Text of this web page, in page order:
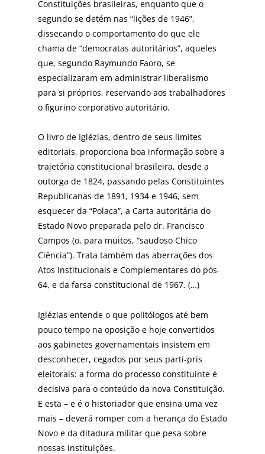
Constituições brasileiras, enquanto que o
segundo se detém nas “lições de 1946”,
dissecando o comportamento do que ele
chama de “democratas autoritários”, aqueles
que, segundo Raymundo Faoro, se
especializaram em administrar liberalismo
para si próprios, reservando aos trabalhadores
o figurino corporativo autoritário.
O livro de Iglézias, dentro de seus limites
editoriais, proporciona boa informação sobre a
trajetória constitucional brasileira, desde a
outorga de 1824, passando pelas Constituintes
Republicanas de 1891, 1934 e 1946, sem
esquecer da “Polaca”, a Carta autoritária do
Estado Novo preparada pelo dr. Francisco
Campos (o, para muitos, “saudoso Chico
Ciência”). Trata também das aberrações dos
Atos Institucionais e Complementares do pós-
64, e da farsa constitucional de 1967. (…)
Iglézias entende o que politólogos até bem
pouco tempo na oposição e hoje convertidos
aos gabinetes governamentais insistem em
desconhecer, cegados por seus parti-pris
eleitorais: a forma do processo constituinte é
decisiva para o conteúdo da nova Constituição.
E esta – e é o historiador que ensina uma vez
mais – deverá romper com a herança do Estado
Novo e da ditadura militar que pesa sobre
nossas instituições.